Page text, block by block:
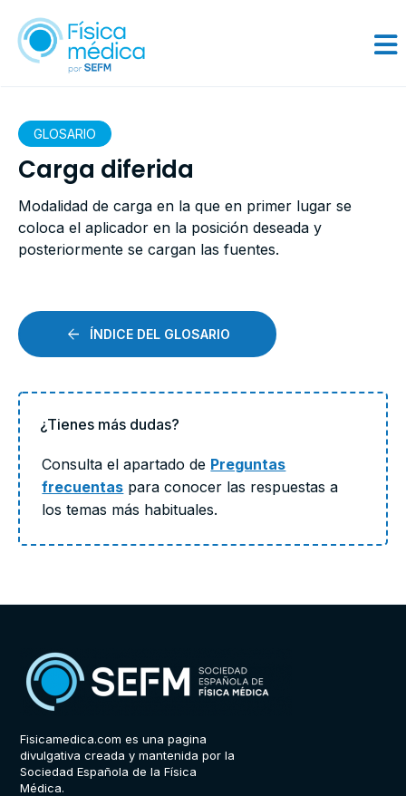
ÍNDICE DEL GLOSARIO
¿Tienes más dudas?
Consulta el apartado de Preguntas
frecuentas para conocer las respuestas a
los temas más habituales.
GLOSARIO
Carga diferida
Modalidad de carga en la que en primer lugar se
coloca el aplicador en la posición deseada y
posteriormente se cargan las fuentes.
Fisicamedica.com es una pagina
divulgativa creada y mantenida por la
Sociedad Española de la Física
Médica.